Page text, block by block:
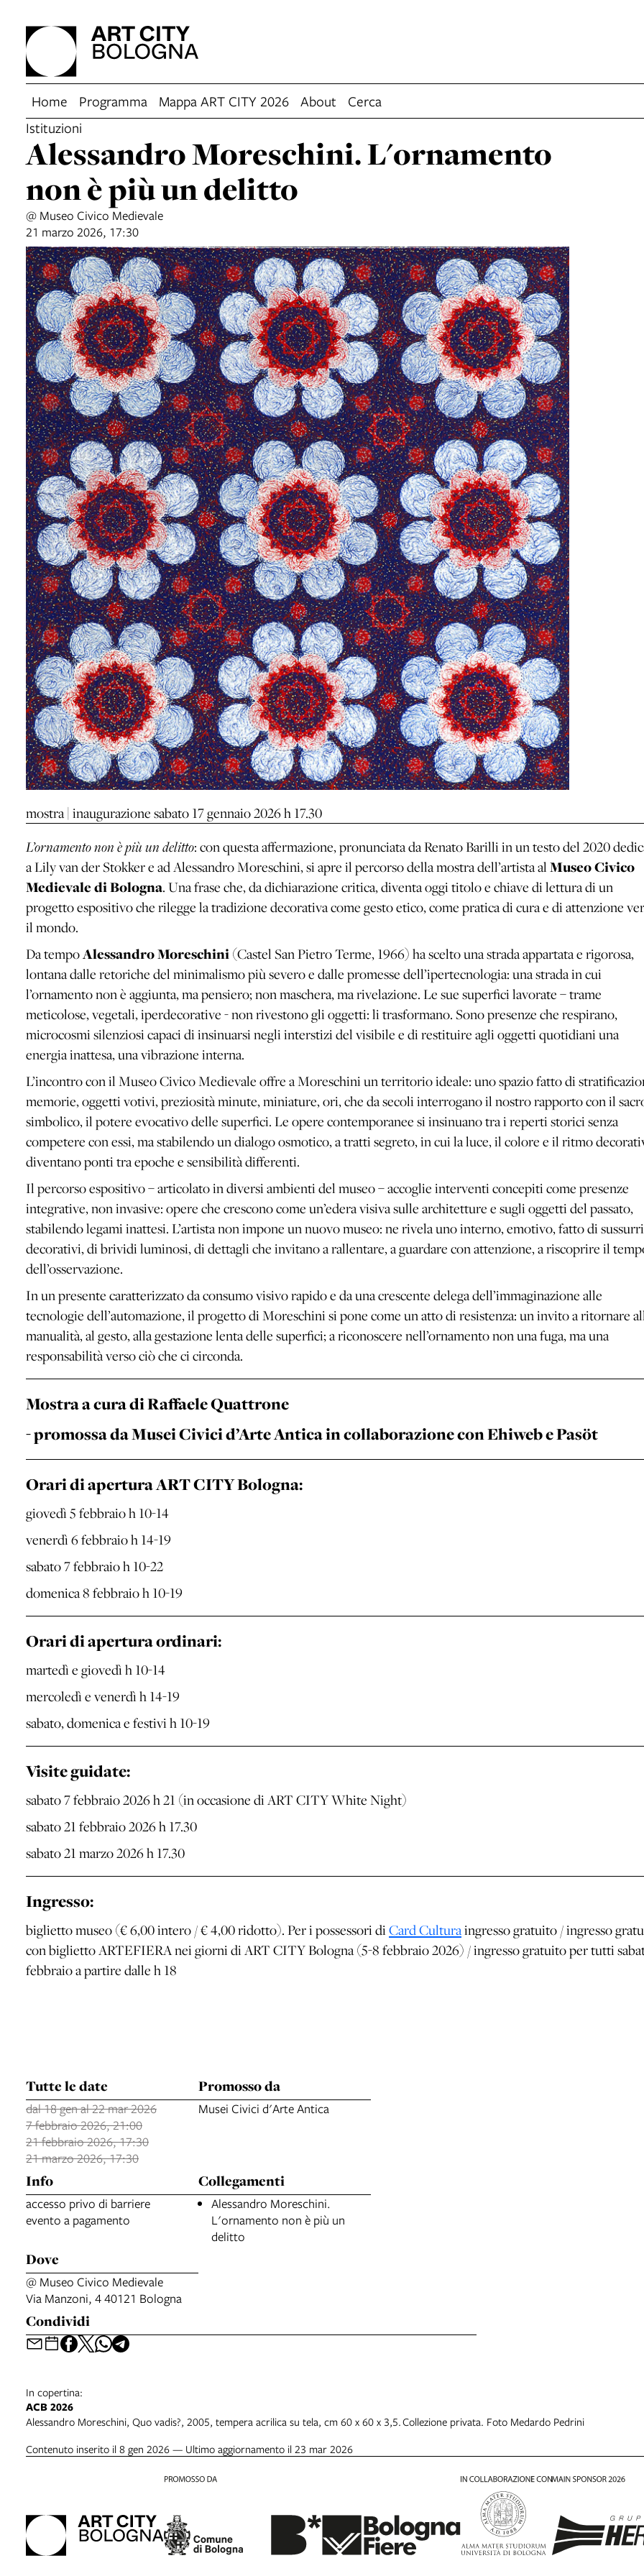
Home Programma Mappa ART CITY 2026 About
Cerca
Istituzioni
Alessandro Moreschini. L'ornamento
non è più un delitto
@ Museo Civico Medievale
21 marzo 2026, 17:30
mostra | inaugurazione sabato 17 gennaio 2026 h 17.30
L’ornamento non è più un delitto: con questa affermazione, pronunciata da Renato Barilli in un testo del 2020
a Lily van der Stokker e ad Alessandro Moreschini, si apre il percorso della mostra dell’artista alMuseo Civico
Medievale di Bologna. Una frase che, da dichiarazione critica, diventa oggi titolo e chiave di lettura di un
progetto espositivo che rilegge la tradizione decorativa come gesto etico, come pratica di cura e di attenzione
il mondo.
Da tempoAlessandro Moreschini (Castel San Pietro Terme, 1966) ha scelto una strada appartata e rigorosa,
lontana dalle retoriche del minimalismo più severo e dalle promesse dell’ipertecnologia: una strada in cui
l’ornamento non è aggiunta, ma pensiero; non maschera, ma rivelazione. Le sue superfici lavorate – trame
meticolose, vegetali, iperdecorative - non rivestono gli oggetti: li trasformano. Sono presenze che respirano,
microcosmi silenziosi capaci di insinuarsi negli interstizi del visibile e di restituire agli oggetti quotidiani una
energia inattesa, una vibrazione interna.
L’incontro con il Museo Civico Medievale offre a Moreschini un territorio ideale: uno spazio fatto di
memorie, oggetti votivi, preziosità minute, miniature, ori, che da secoli interrogano il nostro rapporto con il
simbolico, il potere evocativo delle superfici. Le opere contemporanee si insinuano tra i reperti storici senza
competere con essi, ma stabilendo un dialogo osmotico, a tratti segreto, in cui la luce, il colore e il ritmo
diventano ponti tra epoche e sensibilità differenti.
Il percorso espositivo – articolato in diversi ambienti del museo – accoglie interventi concepiti come presenze
integrative, non invasive: opere che crescono come un’edera visiva sulle architetture e sugli oggetti del passato,
stabilendo legami inattesi. L’artista non impone un nuovo museo: ne rivela uno interno, emotivo, fatto di sussurri
decorativi, di brividi luminosi, di dettagli che invitano a rallentare, a guardare con attenzione, a riscoprire il
dell’osservazione.
In un presente caratterizzato da consumo visivo rapido e da una crescente delega dell’immaginazione alle
tecnologie dell’automazione, il progetto di Moreschini si pone come un atto di resistenza: un invito a ritornare
manualità, al gesto, alla gestazione lenta delle superfici; a riconoscere nell’ornamento non una fuga, ma una
responsabilità verso ciò che ci circonda.
Mostra a cura di Raffaele Quattrone
- promossa da Musei Civici d’Arte Antica in collaborazione con Ehiweb e Pasöt
Orari di apertura ART CITY Bologna:
giovedì 5 febbraio h 10-14
venerdì 6 febbraio h 14-19
sabato 7 febbraio h 10-22
domenica 8 febbraio h 10-19
Orari di apertura ordinari:
martedì e giovedì h 10-14
mercoledì e venerdì h 14-19
sabato, domenica e festivi h 10-19
Visite guidate:
sabato 7 febbraio 2026 h 21 (in occasione di ART CITY White Night)
sabato 21 febbraio 2026 h 17.30
sabato 21 marzo 2026 h 17.30
Ingresso:
biglietto museo (€ 6,00 intero / € 4,00 ridotto). Per i possessori diCard Culturaingresso gratuito / ingresso
con biglietto ARTEFIERA nei giorni di ART CITY Bologna (5-8 febbraio 2026) / ingresso gratuito per tutti
febbraio a partire dalle h 18
Tutte le date
dal 18 gen al 22 mar 2026
7 febbraio 2026, 21:00
21 febbraio 2026, 17:30
21 marzo 2026, 17:30
Promosso da
Musei Civici d'Arte Antica
Info
accesso privo di barriere
evento a pagamento
Collegamenti
Alessandro Moreschini.
L'ornamento non è più un
delitto
Dove
@ Museo Civico Medievale
Via Manzoni, 4 40121 Bologna
Condividi
In copertina:
ACB 2026
Alessandro Moreschini, Quo vadis?, 2005, tempera acrilica su tela, cm 60 x 60 x 3,5. Collezione privata. Foto Medardo Pedrini
Contenuto inserito il 8 gen 2026 — Ultimo aggiornamento il 23 mar 2026